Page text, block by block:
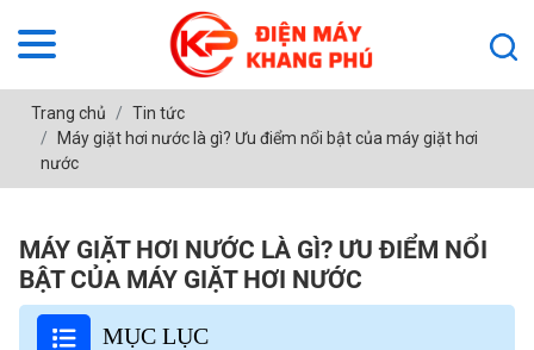
Trang chủ
Tin tức
Máy giặt hơi nước là gì? Ưu điểm nổi bật của máy giặt hơi
nước
MÁY GIẶT HƠI NƯỚC LÀ GÌ? ƯU ĐIỂM NỔI
BẬT CỦA MÁY GIẶT HƠI NƯỚC
MỤC LỤC